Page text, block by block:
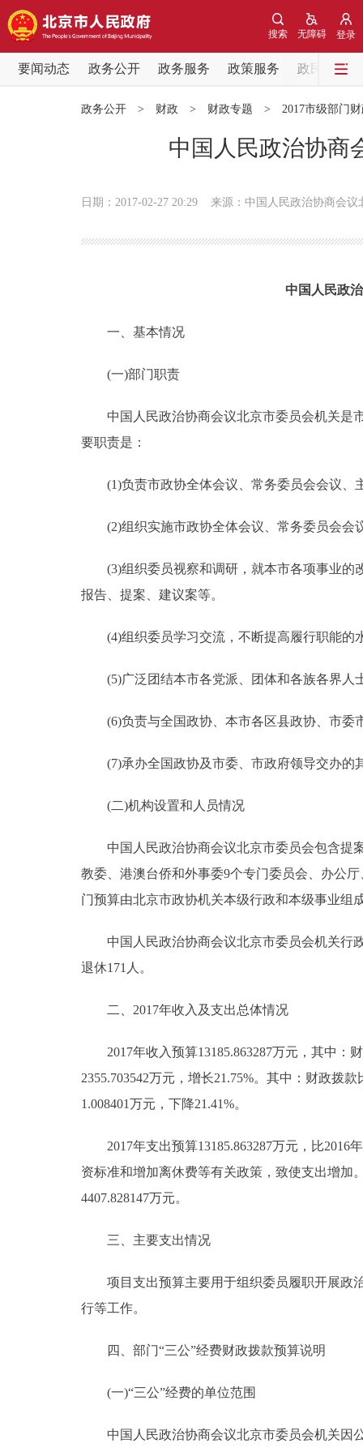
登录
无障碍
搜索
要闻动态 政务公开 政务服务 政策服务
政民互动
政务服务
个人服务
中介服务
参与调查
北京概况
绿色北京
ITALIANO
政务公开 > 财政 > 财政专题 > 2017市级部门
中国人民政治协商
日期：2017-02-27 20:29 来源：中国人民政治协商会议
中国人民政
一、基本情况
(一)部门职责
中国人民政治协商会议北京市委员会机关是市
要职责是：
(1)负责市政协全体会议、常务委员会会议、
(2)组织实施市政协全体会议、常务委员会会
(3)组织委员视察和调研，就本市各项事业的
报告、提案、建议案等。
(4)组织委员学习交流，不断提高履行职能的
(5)广泛团结本市各党派、团体和各族各界人
(6)负责与全国政协、本市各区县政协、市委
(7)承办全国政协及市委、市政府领导交办的
(二)机构设置和人员情况
中国人民政治协商会议北京市委员会包含提案
教委、港澳台侨和外事委9个专门委员会、办公
门预算由北京市政协机关本级行政和本级事业组
中国人民政治协商会议北京市委员会机关行政
退休171人。
二、2017年收入及支出总体情况
2017年收入预算13185.863287万元，其中：财
2355.703542万元，增长21.75%。其中：财政拨
1.008401万元，下降21.41%。
2017年支出预算13185.863287万元，比2016
资标准和增加离休费等有关政策，致使支出增加
4407.828147万元。
三、主要支出情况
项目支出预算主要用于组织委员履职开展政治
行等工作。
四、部门“三公”经费财政拨款预算说明
(一)“三公”经费的单位范围
中国人民政治协商会议北京市委员会机关因公